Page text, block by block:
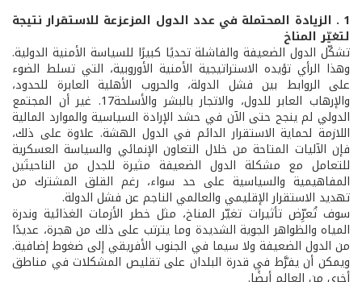
1 . الزيادة المحتملة في عدد الدول المزعزعة للاستقرار نتيجة
لتغيّر المناخ
تشكّل الدول الضعيفة والفاشلة تحديًا كبيرًا للسياسة الأمنية الدولية.
وهذا الرأي تؤيده الاستراتيجية الأمنية الأوروبية، التي تسلط الضوء
على الروابط بين فشل الدولة، والحروب الأهلية العابرة للحدود،
والإرهاب العابر للدول، والاتجار بالبشر والأسلحة17. غير أن المجتمع
الدولي لم ينجح حتى الآن في حشد الإرادة السياسية والموارد المالية
اللازمة لحماية الاستقرار الدائم في الدول الهشة. علاوة على ذلك،
فإن الآليات المتاحة من خلال التعاون الإنمائي والسياسة العسكرية
للتعامل مع مشكلة الدول الضعيفة مثيرة للجدل من الناحيتَين
المفاهيمية والسياسية على حد سواء، رغم القلق المشترك من
تهديد الاستقرار الإقليمي والعالمي الناجم عن فشل الدولة.
سوف تُعرِّض تأثيرات تغيّر المناخ، مثل خطر الأزمات الغذائية وندرة
المياه والظواهر الجوية الشديدة وما يترتب على ذلك من هجرة، عديدًا
من الدول الضعيفة ولا سيما في الجنوب الأفريقي إلى ضغوط إضافية.
ويمكن أن يفرَّط في قدرة البلدان على تقليص المشكلات في مناطق